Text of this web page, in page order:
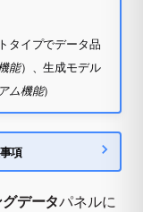
タイプでデータ品
能）、生成モデル
ム機能）
項
グデータパネルに